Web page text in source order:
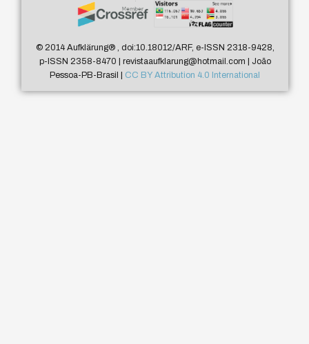
© 2014 Aufklärung®, doi:10.18012/ARF, e-ISSN 2318-9428,
p-ISSN 2358-8470 | revistaaufklarung@hotmail.com | João
Pessoa-PB-Brasil | CC BY Attribution 4.0 International